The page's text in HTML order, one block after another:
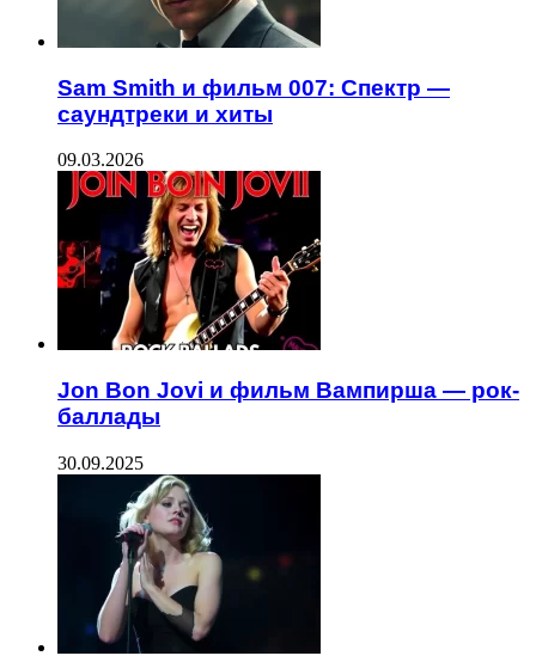
Sam Smith и фильм 007: Спектр —
саундтреки и хиты
09.03.2026
Jon Bon Jovi и фильм Вампирша — рок-
баллады
30.09.2025